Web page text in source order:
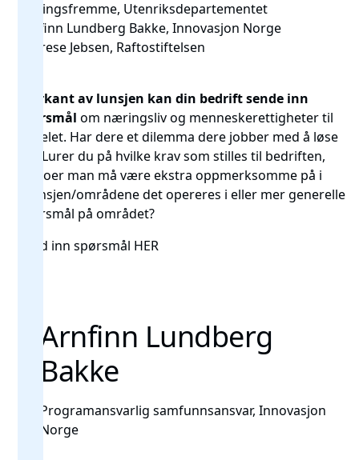
næringsfremme, Utenriksdepartementet
Arnfinn Lundberg Bakke, Innovasjon Norge
Therese Jebsen, Raftostiftelsen
I forkant av lunsjen kan din bedrift sende inn
spørsmål om næringsliv og menneskerettigheter til
panelet. Har dere et dilemma dere jobber med å løse
nå? Lurer du på hvilke krav som stilles til bedriften,
risikoer man må være ekstra oppmerksomme på i
bransjen/områdene det opereres i eller mer generelle
spørsmål på området?
Send inn spørsmål HER
Arnfinn Lundberg
Bakke
Programansvarlig samfunnsansvar, Innovasjon
Norge